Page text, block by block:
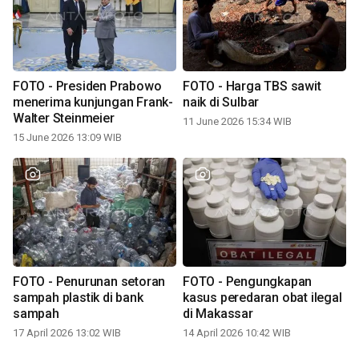
FOTO - Presiden Prabowo
menerima kunjungan Frank-
Walter Steinmeier
15 June 2026 13:09 WIB
FOTO - Harga TBS sawit
naik di Sulbar
11 June 2026 15:34 WIB
FOTO - Penurunan setoran
sampah plastik di bank
sampah
17 April 2026 13:02 WIB
FOTO - Pengungkapan
kasus peredaran obat ilegal
di Makassar
14 April 2026 10:42 WIB